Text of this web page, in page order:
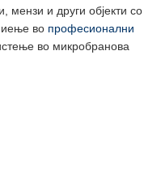
мензи и други објекти со
во професионални
во микробранова